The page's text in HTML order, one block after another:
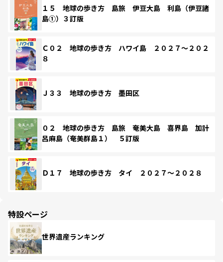
１５ 地球の歩き方 島旅 伊豆大島 利島（伊豆諸
島①）３訂版
Ｃ０２ 地球の歩き方 ハワイ島 ２０２７～２０２
８
Ｊ３３ 地球の歩き方 墨田区
０２ 地球の歩き方 島旅 奄美大島 喜界島 加計
呂麻島（奄美群島１） ５訂版
Ｄ１７ 地球の歩き方 タイ ２０２７～２０２８
特設ページ
世界遺産ランキング